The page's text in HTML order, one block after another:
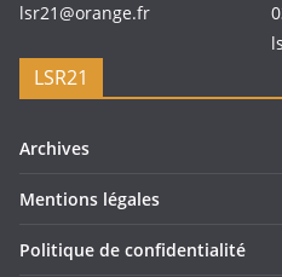
lsr21@orange.fr
LSR21
Archives
Mentions légales
Politique de confidentialité